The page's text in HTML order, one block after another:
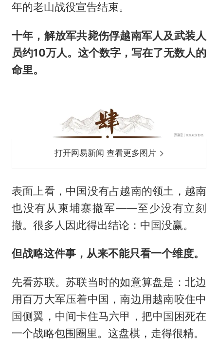
年的老山战役宣告结束。
十年，解放军共毙伤俘越南军人及武装人
员约10万人。这个数字，写在了无数人的
命里。
打开网易新闻 查看更多图片
表面上看，中国没有占越南的领土，越南
也没有从柬埔寨撤军——至少没有立刻
撤。很多人因此得出结论：中国没赢。
但战略这件事，从来不能只看一个维度。
先看苏联。苏联当时的如意算盘是：北边
用百万大军压着中国，南边用越南咬住中
国侧翼，中间卡住马六甲，把中国困死在
一个战略包围圈里。这盘棋，走得很精。